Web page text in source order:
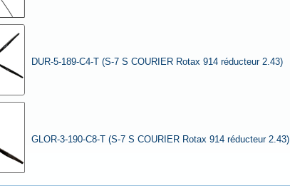
DUR-5-189-C4-T (S-7 S COURIER Rotax 914 réducteur 2.43)
GLOR-3-190-C8-T (S-7 S COURIER Rotax 914 réducteur 2.43)